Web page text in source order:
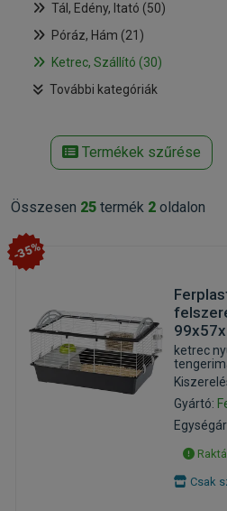
Tál, Edény, Itató (50)
Póráz, Hám (21)
Ketrec, Szállító (30)
További kategóriák
Termékek szűrése
Összesen 25 termék 2 oldalon
-35%
ketrec
Gyártó:
Csak